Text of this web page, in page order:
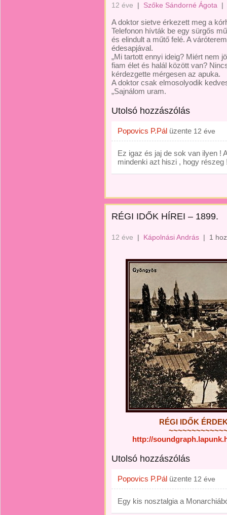
12 éve | Szőke Sándorné Ágota |
A doktor sietve érkezett meg a
Telefonon hívták be egy sürgős
és elindult a műtő felé. A
édesapjával.
„Mi tartott ennyi ideig? Miért nem
fiam élet és halál között van?
kérdezgette mérgesen az apuka.
A doktor csak elmosolyodik
„Sajnálom uram.
Utolsó hozzászólás
Popovics P.Pál üzente 12 éve
Ez igaz és jaj de sok van ilyen !
mindenki azt hiszi , hogy részeg
RÉGI IDŐK HÍREI – 1899.
12 éve | Kápolnási András | 1
RÉGI IDŐK
http://
Utolsó hozzászólás
Popovics P.Pál üzente 12 éve
Egy kis nosztalgia a